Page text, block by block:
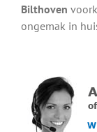
Bilthoven
ongemak in